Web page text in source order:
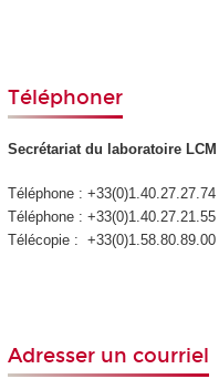
Téléphoner
Secrétariat du laboratoire LCM
Téléphone : +33(0)1.40.27.27.74
Téléphone : +33(0)1.40.27.21.55
Télécopie : +33(0)1.58.80.89.00
Adresser un courriel